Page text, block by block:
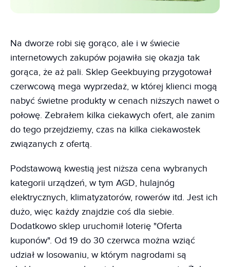
Na dworze robi się gorąco, ale i w świecie
internetowych zakupów pojawiła się okazja tak
gorąca, że aż pali. Sklep Geekbuying przygotował
czerwcową mega wyprzedaż, w której klienci mogą
nabyć świetne produkty w cenach niższych nawet o
połowę. Zebrałem kilka ciekawych ofert, ale zanim
do tego przejdziemy, czas na kilka ciekawostek
związanych z ofertą.
Podstawową kwestią jest niższa cena wybranych
kategorii urządzeń, w tym AGD, hulajnóg
elektrycznych, klimatyzatorów, rowerów itd. Jest ich
dużo, więc każdy znajdzie coś dla siebie.
Dodatkowo sklep uruchomił loterię "Oferta
kuponów". Od 19 do 30 czerwca można wziąć
udział w losowaniu, w którym nagrodami są